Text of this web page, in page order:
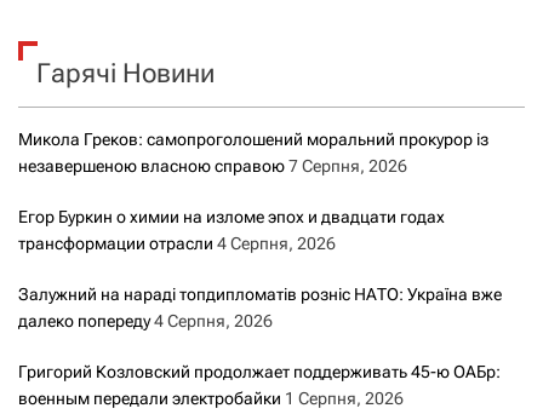
к
Гарячі Новини
Микола Греков: самопроголошений моральний прокурор із
незавершеною власною справою7 Серпня, 2026
Егор Буркин о химии на изломе эпох и двадцати годах
трансформации отрасли 4 Серпня, 2026
Залужний на нараді топдипломатів розніс НАТО: Україна вже
далеко попереду4 Серпня, 2026
Григорий Козловский продолжает поддерживать 45-ю ОАБр:
военным передали электробайки 1 Серпня, 2026